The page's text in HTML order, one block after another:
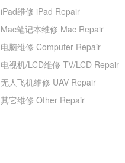
iPad维修 iPad Repair
Mac笔记本维修 Mac Repair
电脑维修 Computer Repair
电视机/LCD维修 TV/LCD Repair
无人飞机维修 UAV Repair
其它维修 Other Repair